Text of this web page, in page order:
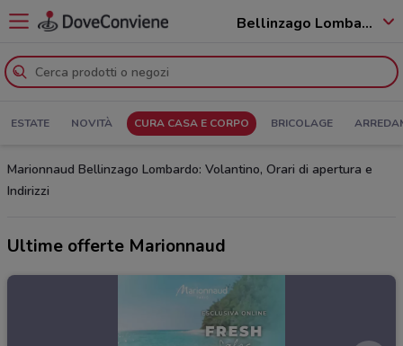
Bellinzago Lombardo - 20060
ESTATE NOVITÀ CURA CASA E CORPO BRICOLAGE
Marionnaud Bellinzago Lombardo: Volantino, Orari di apertura e
Indirizzi
Ultime offerte Marionnaud